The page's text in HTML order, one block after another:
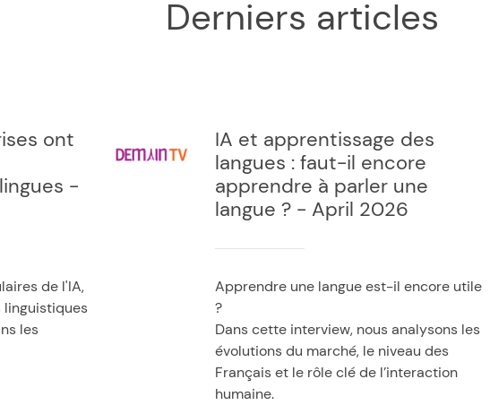
Derniers articles
ont
-
de l'IA,
linguistiques
les
IA et apprentissage des
langues : faut-il encore
apprendre à parler une
langue ? - April 2026
Apprendre une langue est-il encore utile
?
Dans cette interview, nous analysons les
évolutions du marché, le niveau des
Français et le rôle clé de l’interaction
humaine.